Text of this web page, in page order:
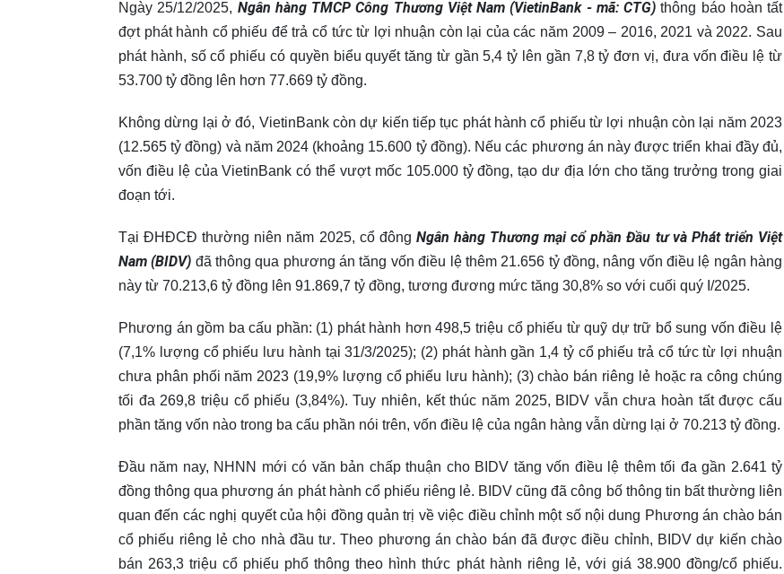
Ngày 25/12/2025, Ngân hàng TMCP Công Thương Việt Nam (VietinBank - mã: CTG) thông báo hoàn tất
đợt phát hành cổ phiếu để trả cổ tức từ lợi nhuận còn lại của các năm 2009 – 2016, 2021 và 2022. Sau
phát hành, số cổ phiếu có quyền biểu quyết tăng từ gần 5,4 tỷ lên gần 7,8 tỷ đơn vị, đưa vốn điều lệ từ
53.700 tỷ đồng lên hơn 77.669 tỷ đồng.
Không dừng lại ở đó, VietinBank còn dự kiến tiếp tục phát hành cổ phiếu từ lợi nhuận còn lại năm 2023
(12.565 tỷ đồng) và năm 2024 (khoảng 15.600 tỷ đồng). Nếu các phương án này được triển khai đầy đủ,
vốn điều lệ của VietinBank có thể vượt mốc 105.000 tỷ đồng, tạo dư địa lớn cho tăng trưởng trong giai
đoạn tới.
Tại ĐHĐCĐ thường niên năm 2025, cổ đông Ngân hàng Thương mại cổ phần Đầu tư và Phát triển Việt
Nam (BIDV) đã thông qua phương án tăng vốn điều lệ thêm 21.656 tỷ đồng, nâng vốn điều lệ ngân hàng
này từ 70.213,6 tỷ đồng lên 91.869,7 tỷ đồng, tương đương mức tăng 30,8% so với cuối quý I/2025.
Phương án gồm ba cấu phần: (1) phát hành hơn 498,5 triệu cổ phiếu từ quỹ dự trữ bổ sung vốn điều lệ
(7,1% lượng cổ phiếu lưu hành tại 31/3/2025); (2) phát hành gần 1,4 tỷ cổ phiếu trả cổ tức từ lợi nhuận
chưa phân phối năm 2023 (19,9% lượng cổ phiếu lưu hành); (3) chào bán riêng lẻ hoặc ra công chúng
tối đa 269,8 triệu cổ phiếu (3,84%). Tuy nhiên, kết thúc năm 2025, BIDV vẫn chưa hoàn tất được cấu
phần tăng vốn nào trong ba cấu phần nói trên, vốn điều lệ của ngân hàng vẫn dừng lại ở 70.213 tỷ đồng.
Đầu năm nay, NHNN mới có văn bản chấp thuận cho BIDV tăng vốn điều lệ thêm tối đa gần 2.641 tỷ
đồng thông qua phương án phát hành cổ phiếu riêng lẻ. BIDV cũng đã công bố thông tin bất thường liên
quan đến các nghị quyết của hội đồng quản trị về việc điều chỉnh một số nội dung Phương án chào bán
cổ phiếu riêng lẻ cho nhà đầu tư. Theo phương án chào bán đã được điều chỉnh, BIDV dự kiến chào
bán 263,3 triệu cổ phiếu phổ thông theo hình thức phát hành riêng lẻ, với giá 38.900 đồng/cổ phiếu.